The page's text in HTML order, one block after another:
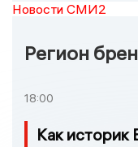
Новости СМИ2
Регион
18:00
Как историк